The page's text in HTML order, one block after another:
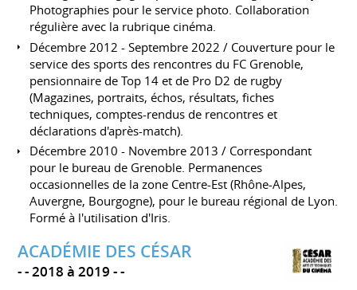
Photographies pour le service photo. Collaboration
régulière avec la rubrique cinéma.
Décembre 2012 - Septembre 2022 / Couverture pour le
service des sports des rencontres du FC Grenoble,
pensionnaire de Top 14 et de Pro D2 de rugby
(Magazines, portraits, échos, résultats, fiches
techniques, comptes-rendus de rencontres et
déclarations d'après-match).
Décembre 2010 - Novembre 2013 / Correspondant
pour le bureau de Grenoble. Permanences
occasionnelles de la zone Centre-Est (Rhône-Alpes,
Auvergne, Bourgogne), pour le bureau régional de Lyon.
Formé à l'utilisation d'Iris.
ACADÉMIE DES CÉSAR
- 2018 à 2019 -